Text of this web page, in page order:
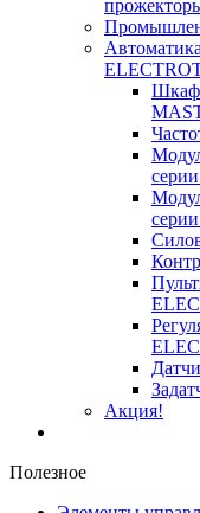
Акция!
Полезное